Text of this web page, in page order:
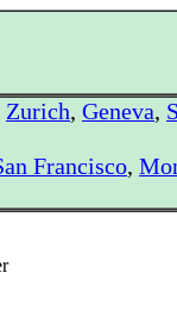
Zurich, Geneva,
Francisco,